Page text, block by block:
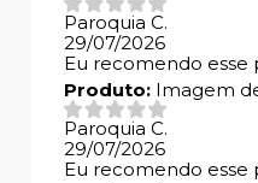
Paroquia C.
29/07/2026
Eu recomendo esse
Produto: Imagem
Paroquia C.
29/07/2026
Eu recomendo esse